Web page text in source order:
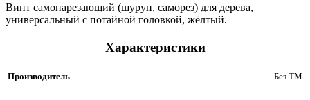
Винт самонарезающий (шуруп, саморез) для дерева,
универсальный с потайной головкой, жёлтый.
Характеристики
Производитель Без ТМ